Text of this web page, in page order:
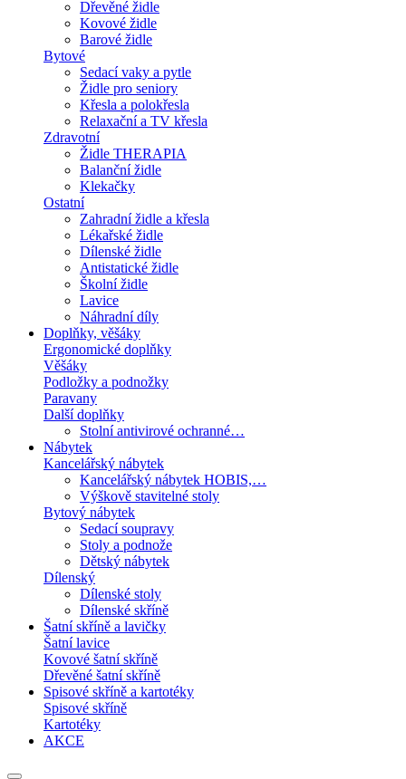
Dřevěné židle
Kovové židle
Barové židle
Bytové
Sedací vaky a pytle
Židle pro seniory
Křesla a polokřesla
Relaxační a TV křesla
Zdravotní
Židle THERAPIA
Balanční židle
Klekačky
Ostatní
Zahradní židle a křesla
Lékařské židle
Dílenské židle
Antistatické židle
Školní židle
Lavice
Náhradní díly
Doplňky, věšáky
Ergonomické doplňky
Věšáky
Podložky a podnožky
Paravany
Další doplňky
Stolní antivirové ochranné…
Nábytek
Kancelářský nábytek
Kancelářský nábytek HOBIS,…
Výškově stavitelné stoly
Bytový nábytek
Sedací soupravy
Stoly a podnože
Dětský nábytek
Dílenský
Dílenské stoly
Dílenské skříně
Šatní skříně a lavičky
Šatní lavice
Kovové šatní skříně
Dřevěné šatní skříně
Spisové skříně a kartotéky
Spisové skříně
Kartotéky
AKCE